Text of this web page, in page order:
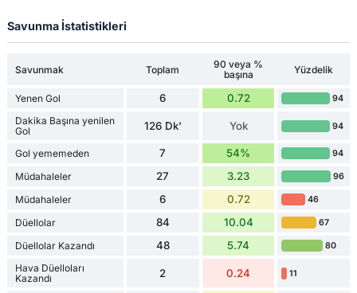
Savunma İstatistikleri
Savunmak Toplam
90 veya %
başına
Yüzdelik
Yenen Gol 6 0.72 94
Dakika Başına yenilen
Gol
126 Dk' Yok 94
Gol yememeden 7 54% 94
Müdahaleler 27 3.23 96
Müdahaleler 6 0.72 46
Düellolar 84 10.04 67
Düellolar Kazandı 48 5.74 80
Hava Düelloları
Kazandı
2 0.24 11